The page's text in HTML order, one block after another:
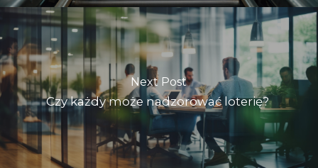
Next Post
Czy każdy może nadzorować loterię?